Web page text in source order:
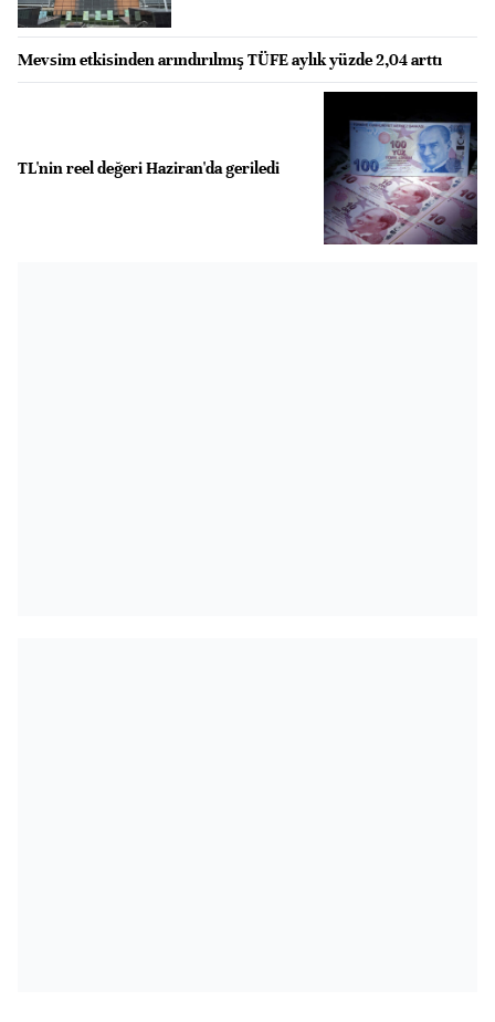
Mevsim etkisinden arındırılmış TÜFE aylık yüzde 2,04 arttı
TL'nin reel değeri Haziran'da geriledi